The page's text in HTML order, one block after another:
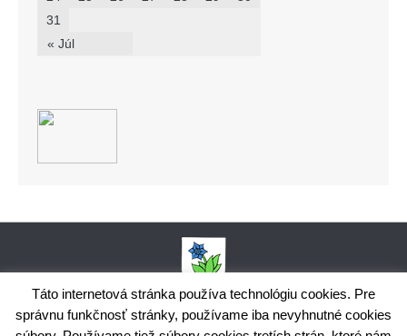
« Júl
31
Obecný úrad Bodiná, č. 102, 018 15 Prečín,
Táto internetová stránka používa technológiu cookies. Pre
správnu funkčnosť stránky, používame iba nevyhnutné cookies